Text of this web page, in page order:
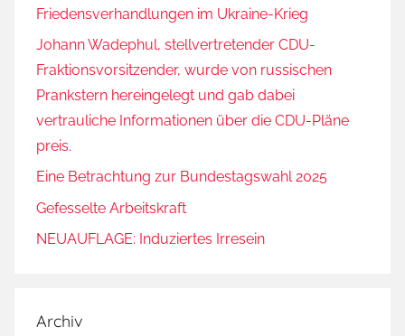
Friedensverhandlungen im Ukraine-Krieg
Johann Wadephul, stellvertretender CDU-
Fraktionsvorsitzender, wurde von russischen
Prankstern hereingelegt und gab dabei
vertrauliche Informationen über die CDU-Pläne
preis.
Eine Betrachtung zur Bundestagswahl 2025
Gefesselte Arbeitskraft
NEUAUFLAGE: Induziertes Irresein
Archiv